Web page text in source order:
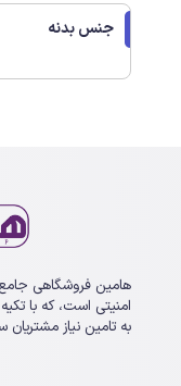
جنس بدنه
هامین فروشگاهی
امنیتی است، که با
به تامین نیاز